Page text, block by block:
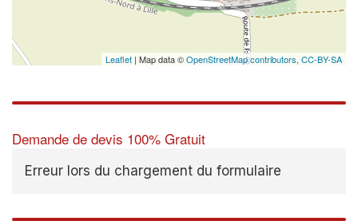
Leaflet | Map data ©OpenStreetMap contributors, CC-BY-SA
Demande de devis 100% Gratuit
Erreur lors du chargement du formulaire